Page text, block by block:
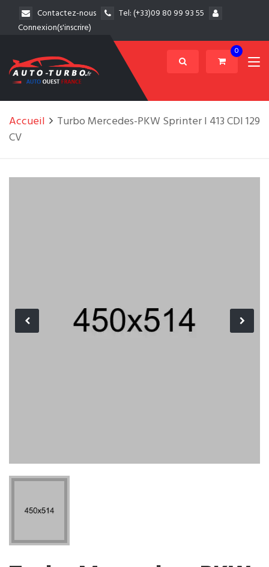
Contactez-nous Tel:(+33)09 80 99 93 55
Connexion(s'inscrire)
0
Accueil
Turbo Mercedes-PKW Sprinter I 413 CDI 129
CV